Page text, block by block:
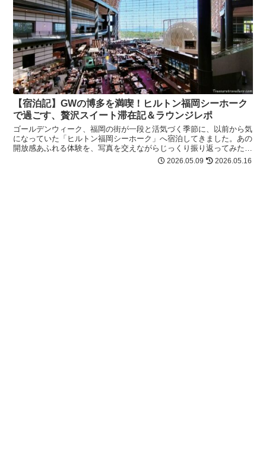
【宿泊記】GWの博多を満喫！ヒルトン福岡シーホーク
で過ごす、贅沢スイート滞在記＆ラウンジレポ
ゴールデンウィーク、福岡の街が一段と活気づく季節に、以前から気
になっていた「ヒルトン福岡シーホーク」へ宿泊してきました。あの
開放感あふれる体験を、写真を交えながらじっくり振り返ってみたい
2026.05.09 2026.05.16